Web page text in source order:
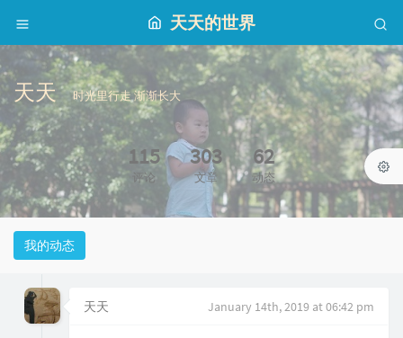
天天的世界
天天 时光里行走 渐渐长大
115
评论
303
文章
62
动态
我的动态
天天 January 14th, 2019 at 06:42 pm